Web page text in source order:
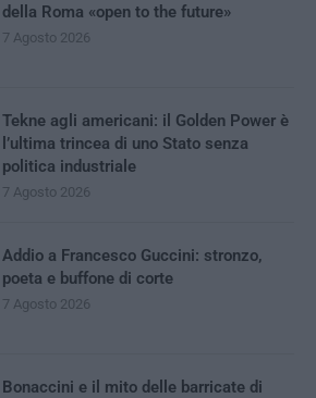
della Roma «open to the future»
7 Agosto 2026
Tekne agli americani: il Golden Power è
l’ultima trincea di uno Stato senza
politica industriale
7 Agosto 2026
Addio a Francesco Guccini: stronzo,
poeta e buffone di corte
7 Agosto 2026
Bonaccini e il mito delle barricate di